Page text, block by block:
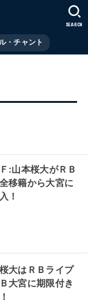
・チャント
SEARCH
:山本桜大がＲＢ
移籍から大宮に
！
大はＲＢライプ
大宮に期限付き